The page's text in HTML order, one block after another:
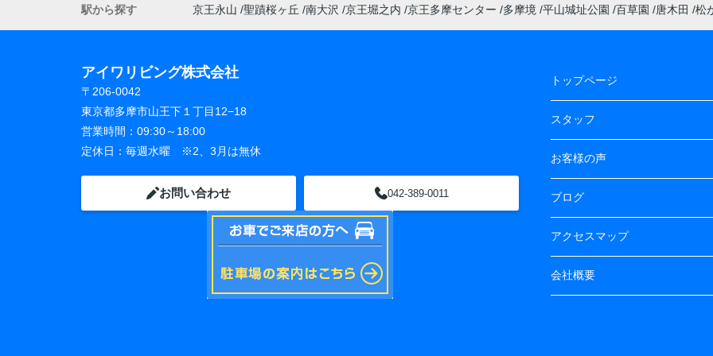
駅から探す 京王永山 聖蹟桜ヶ丘 南大沢 京王堀之内 京王多摩センター 多摩境 平山城址公園 百草園 唐木田 松
アイワリビング株式会社
〒206-0042
東京都多摩市山王下１丁目12−18
営業時間： 09:30～18:00
定休日： 毎週水曜 ※2、3月は無休
お問い合わせ 042-389-0011
トップページ
スタッフ
お客様の声
ブログ
アクセスマップ
会社概要